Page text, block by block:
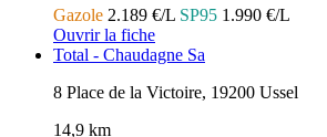
Gazole 2.189 €/L SP95 1.990 €/L
Ouvrir la fiche
Total - Chaudagne Sa
8 Place de la Victoire, 19200 Ussel
14,9 km